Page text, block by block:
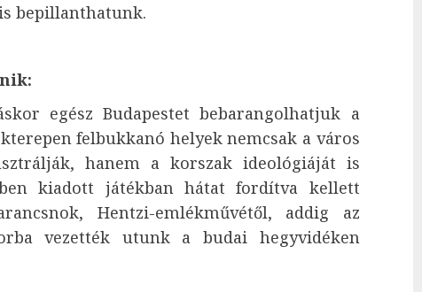
bepillanthatunk.
egész Budapestet bebarangolhatjuk a
felbukkanó helyek nemcsak a város
hanem a korszak ideológiáját is
kiadott játékban hátat fordítva kellett
Hentzi-emlékművétől, addig az
vezették utunk a budai hegyvidéken